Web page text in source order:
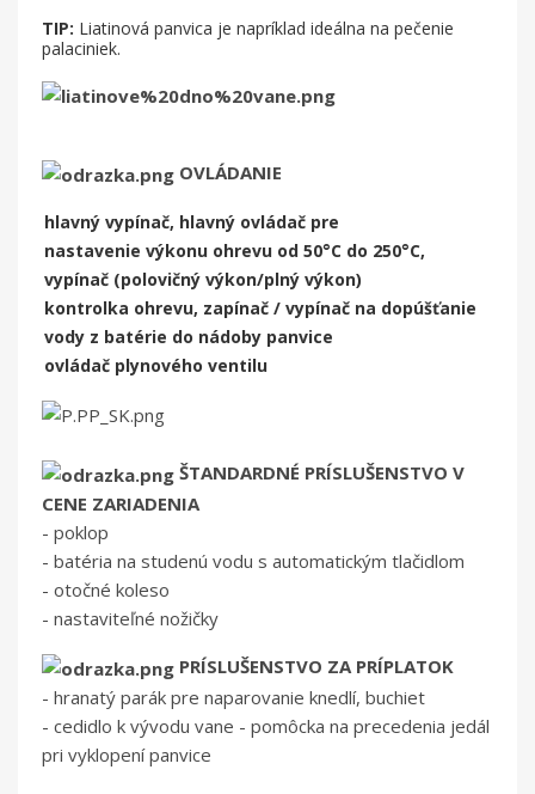
TIP: Liatinová panvica je napríklad ideálna na pečenie
palaciniek.
OVLÁDANIE
hlavný vypínač, hlavný ovládač pre
nastavenie výkonu ohrevu od 50°C do 250°C,
vypínač (polovičný výkon/plný výkon)
kontrolka ohrevu, zapínač / vypínač na dopúšťanie
vody z batérie do nádoby panvice
ovládač plynového ventilu
ŠTANDARDNÉ PRÍSLUŠENSTVO V
CENE ZARIADENIA
- poklop
- batéria na studenú vodu s automatickým tlačidlom
- otočné koleso
- nastaviteľné nožičky
PRÍSLUŠENSTVO ZA PRÍPLATOK
- hranatý parák pre naparovanie knedlí, buchiet
- cedidlo k vývodu vane - pomôcka na precedenia jedál
pri vyklopení panvice